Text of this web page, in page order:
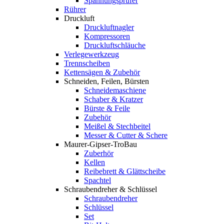
Rührer
Druckluft
Druckluftnagler
Kompressoren
Druckluftschläuche
Verlegewerkzeug
Trennscheiben
Kettensägen & Zubehör
Schneiden, Feilen, Bürsten
Schneidemaschiene
Schaber & Kratzer
Bürste & Feile
Zubehör
Meißel & Stechbeitel
Messer & Cutter & Schere
Maurer-Gipser-TroBau
Zuberhör
Kellen
Reibebrett & Glättscheibe
Spachtel
Schraubendreher & Schlüssel
Schraubendreher
Schlüssel
Set